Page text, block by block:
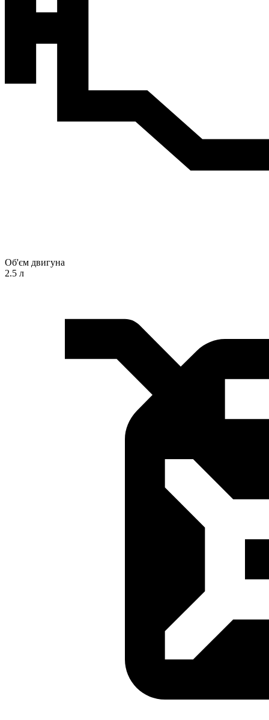
Об'єм двигуна
2.5 л